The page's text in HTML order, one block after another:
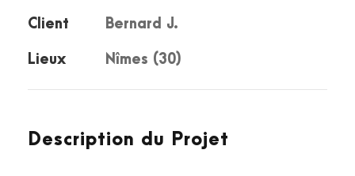
Client Bernard J.
Lieux Nîmes (30)
Description du Projet